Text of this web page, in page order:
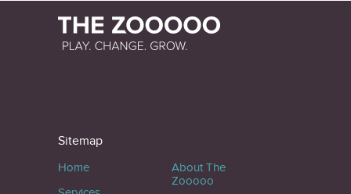
Sitemap
Home
About The
Zooooo